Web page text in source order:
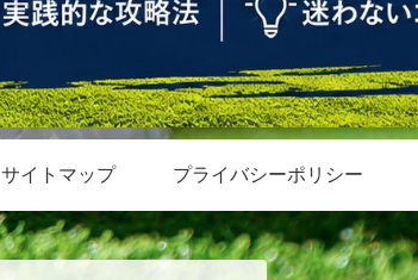
サイトマップ プライバシーポリシー